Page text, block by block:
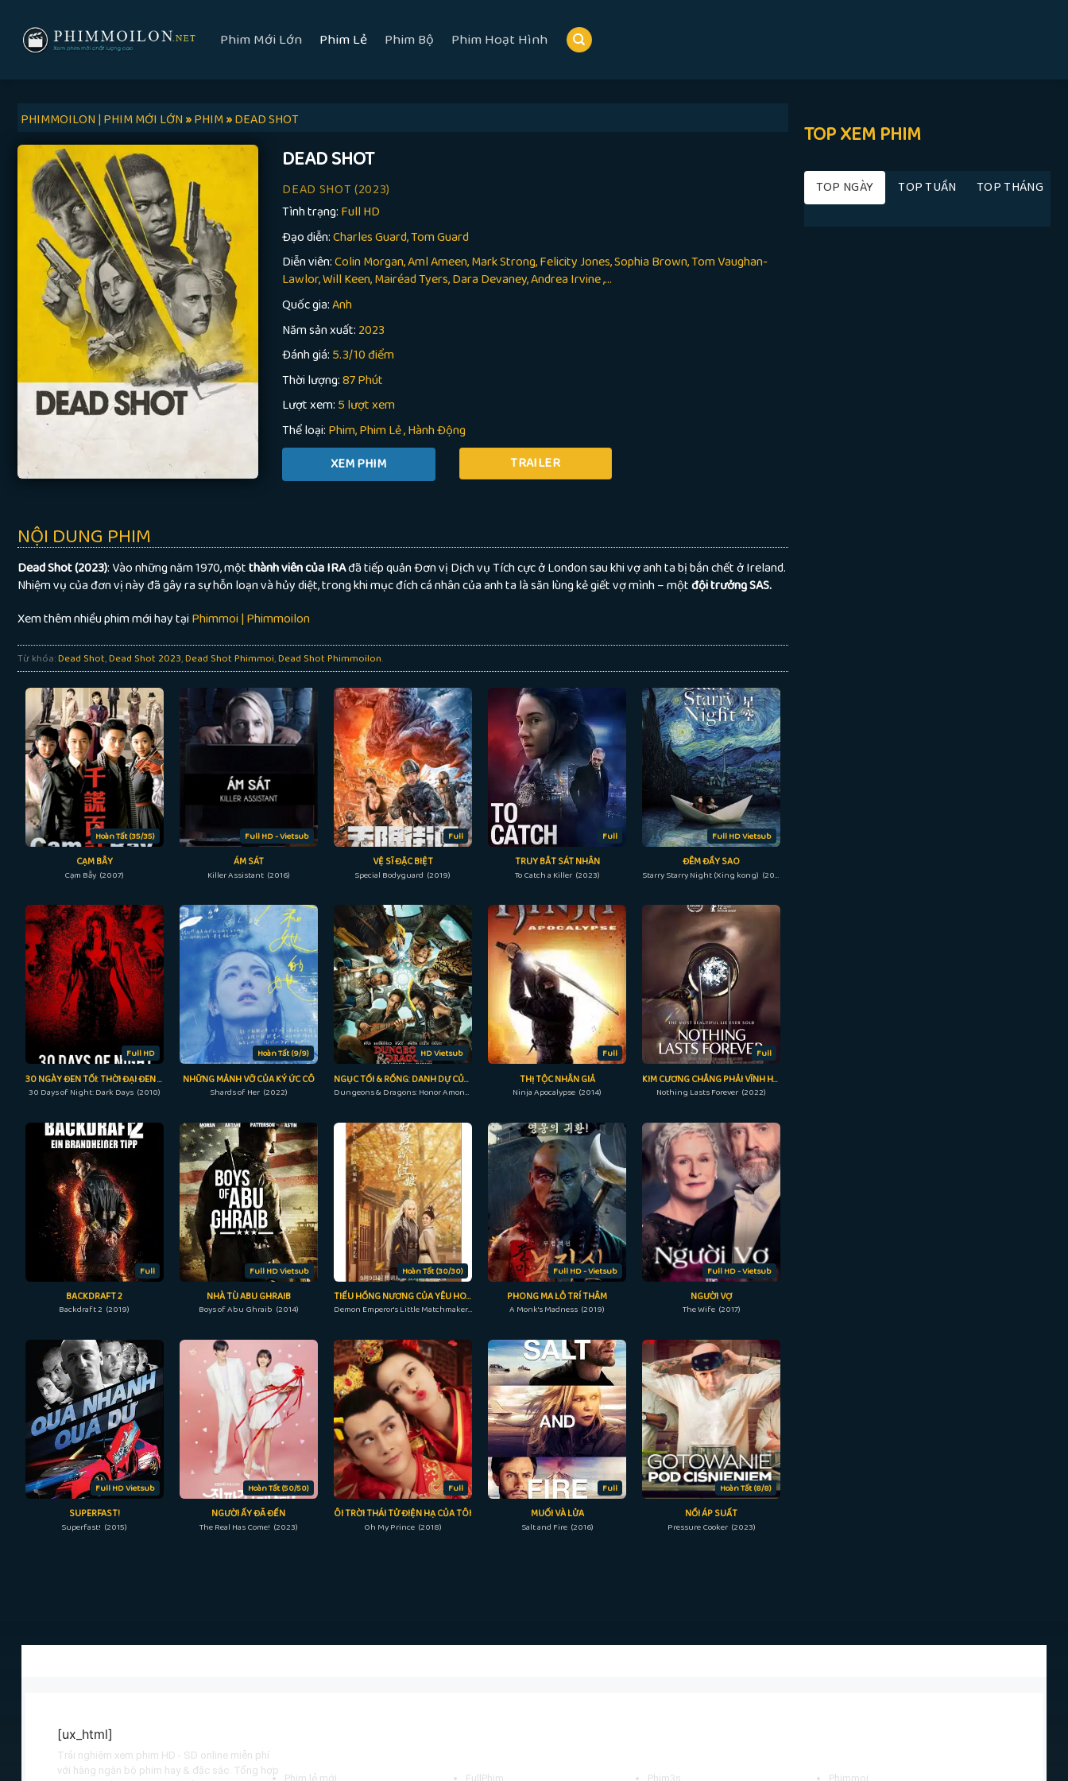
content
Phim Mới Lớn Phim Lẻ Phim Bộ Phim Hoạt Hình
PHIMMOILON | PHIM MỚI LỚN »PHIM»DEAD SHOT
DEAD SHOT
DEAD SHOT(2023)
Tình trạng: Full HD
Đạo diễn:Charles Guard, Tom Guard
Diễn viên:Colin Morgan, Aml Ameen, Mark Strong, Felicity Jones, Sophia Brown, Tom Vaughan-
Lawlor, Will Keen, Mairéad Tyers, Dara Devaney, Andrea Irvine ,...
Quốc gia:Anh
Năm sản xuất: 2023
Đánh giá: 5.3/10 điểm
Thời lượng:87 Phút
Lượt xem: 5 lượt xem
Thể loại: Phim Phim Lẻ,Hành Động
TRAILER
NỘI DUNG PHIM
Dead Shot (2023): Vào những năm 1970, mộtthành viên của IRAđã tiếp quản Đơn vị Dịch vụ Tích cực ở London sau khi vợ anh ta bị bắn chết ở Ireland.
Nhiệm vụ của đơn vị này đã gây ra sự hỗn loạn và hủy diệt, trong khi mục đích cá nhân của anh ta là săn lùng kẻ giết vợ mình – mộtđội trưởng SAS.
Xem thêm nhiều phim mới hay tạiPhimmoi | Phimmoilon
Từ khóa:Dead Shot,Dead Shot 2023,Dead Shot Phimmoi,Dead Shot Phimmoilon.
Hoàn Tất (35/35)
CẠM BẪY
Cạm Bẫy (2007)
Full HD - Vietsub
ÁM SÁT
Killer Assistant (2016)
Full
VỆ SĨ ĐẶC BIỆT
Special Bodyguard (2019)
Full
TRUY BẮT SÁT NHÂN
To Catch a Killer (2023)
Full HD Vietsub
ĐÊM ĐẦY SAO
Starry Starry Night (Xing kong) (2011)
Full HD
30 NGÀY ĐEN TỐI: THỜI ĐẠI ĐEN TỐI
30 Days of Night: Dark Days (2010)
Hoàn Tất (9/9)
NHỮNG MẢNH VỠ CỦA KÝ ỨC CÔ
Shards of Her (2022)
HD Vietsub
NGỤC TỐI & RỒNG: DANH DỰ CỦA KẺ TRỘM
Dungeons & Dragons: Honor Among Thieves (2023)
Full
THỊ TỘC NHẪN GIẢ
Ninja Apocalypse (2014)
Full
KIM CƯƠNG CHẲNG PHẢI VĨNH HẰNG
Nothing Lasts Forever (2022)
Full
BACKDRAFT 2
Backdraft 2 (2019)
Full HD Vietsub
NHÀ TÙ ABU GHRAIB
Boys of Abu Ghraib (2014)
Hoàn Tất (30/30)
TIỂU HỒNG NƯƠNG CỦA YÊU HOÀNG ĐẠI NHÂN
Demon Emperor's Little Matchmaker (2022)
Full HD - Vietsub
PHONG MA LỖ TRÍ THÂM
A Monk's Madness (2019)
Full HD - Vietsub
NGƯỜI VỢ
The Wife (2017)
Full HD Vietsub
SUPERFAST!
Superfast! (2015)
Hoàn Tất (50/50)
NGƯỜI ẤY ĐÃ ĐẾN
The Real Has Come! (2023)
Full
ÔI TRỜI THÁI TỬ ĐIỆN HẠ CỦA TÔI
Oh My Prince (2018)
Full
MUỐI VÀ LỬA
Salt and Fire (2016)
Hoàn Tất (8/8)
NỒI ÁP SUẤT
Pressure Cooker (2023)
TOP XEM PHIM
TOP NGÀY TOP TUẦN TOP THÁNG